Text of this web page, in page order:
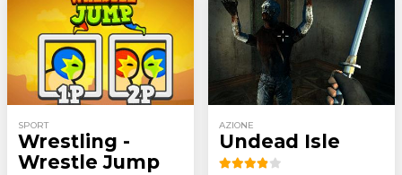
SPORT
Wrestling -
Wrestle Jump
AZIONE
Undead Isle